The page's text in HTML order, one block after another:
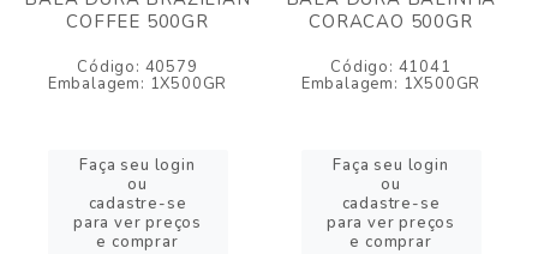
COFFEE 500GR
Código: 40579
Embalagem: 1X500GR
Faça seu login
ou
cadastre-se
para ver preços
e comprar
CORACAO 500GR
Código: 41041
Embalagem: 1X500GR
Faça seu login
ou
cadastre-se
para ver preços
e comprar